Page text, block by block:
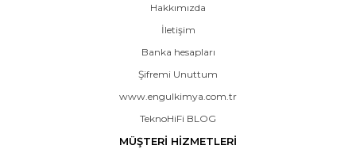
Hakkımızda
İletişim
Banka hesapları
Şifremi Unuttum
www.engulkimya.com.tr
TeknoHiFi BLOG
MÜŞTERİ HİZMETLERİ